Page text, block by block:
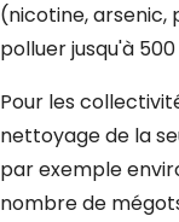
(nicotine, arsenic,
polluer jusqu'à
Pour les
nettoyage de la
par exemple
nombre de